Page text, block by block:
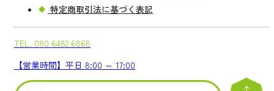
特定商取引法に基づく表記
TEL. 080 6482 6868
【営業時間】平日 8:00 ～ 17:00